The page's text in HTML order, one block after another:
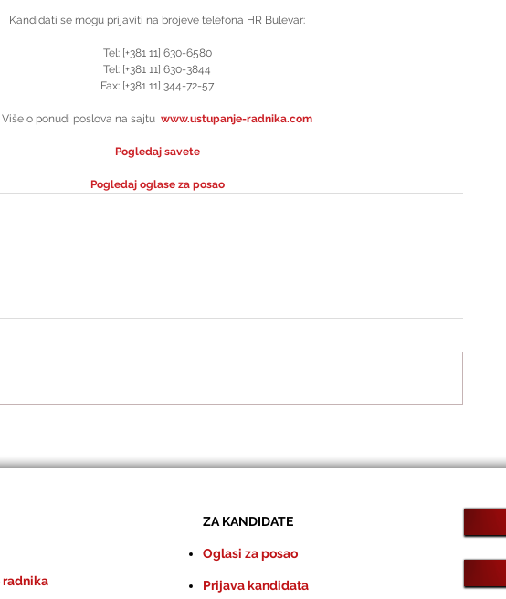
Kandidati se mogu prijaviti na brojeve telefona HR Bulevar:
Tel: [+381 11] 630-6580
Tel: [+381 11] 630-3844
Fax: [+381 11] 344-72-57
Više o ponudi poslova na sajtu www.ustupanje-radnika.com
Pogledaj savete
Pogledaj oglase za posao
ZA KANDIDATE
Oglasi za posao
Prijava kandidata